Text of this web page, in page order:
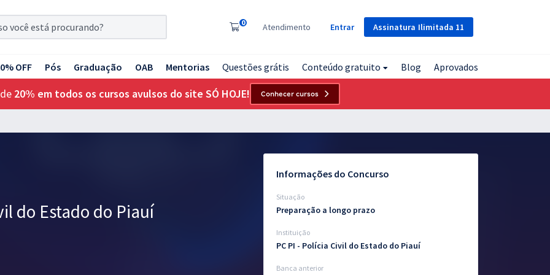
Assinatura Ilimitada 11
0 Atendimento Entrar
OFF Pós Graduação OAB Mentorias Questões grátis Conteúdo gratuito Blog Aprovados
20% em todos os cursos avulsos do site SÓ HOJE! Conhecer cursos
do Estado do Piauí
Informações do Concurso
Situação
Preparação a longo prazo
Instituição
PC PI - Polícia Civil do Estado do Piauí
Banca anterior